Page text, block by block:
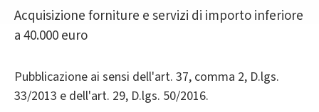
Acquisizione forniture e servizi di importo inferiore
a 40.000 euro
Pubblicazione ai sensi dell'art. 37, comma 2, D.lgs.
33/2013 e dell'art. 29, D.lgs. 50/2016.